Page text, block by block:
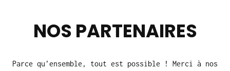
NOS PARTENAIRES
Parce qu’ensemble, tout est possible ! Merci à nos